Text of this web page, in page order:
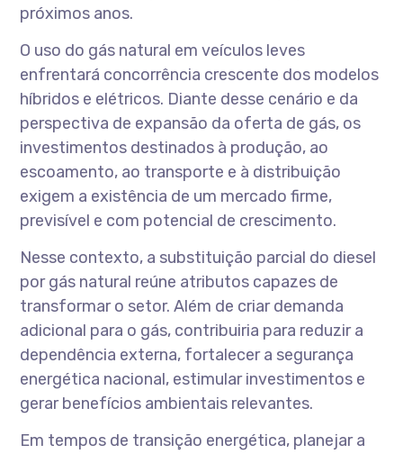
próximos anos.
O uso do gás natural em veículos leves
enfrentará concorrência crescente dos modelos
híbridos e elétricos. Diante desse cenário e da
perspectiva de expansão da oferta de gás, os
investimentos destinados à produção, ao
escoamento, ao transporte e à distribuição
exigem a existência de um mercado firme,
previsível e com potencial de crescimento.
Nesse contexto, a substituição parcial do diesel
por gás natural reúne atributos capazes de
transformar o setor. Além de criar demanda
adicional para o gás, contribuiria para reduzir a
dependência externa, fortalecer a segurança
energética nacional, estimular investimentos e
gerar benefícios ambientais relevantes.
Em tempos de transição energética, planejar a